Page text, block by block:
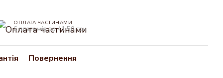
ОПЛАТА ЧАСТИНАМИ
6 платежів по 41.50 грн
Повернення